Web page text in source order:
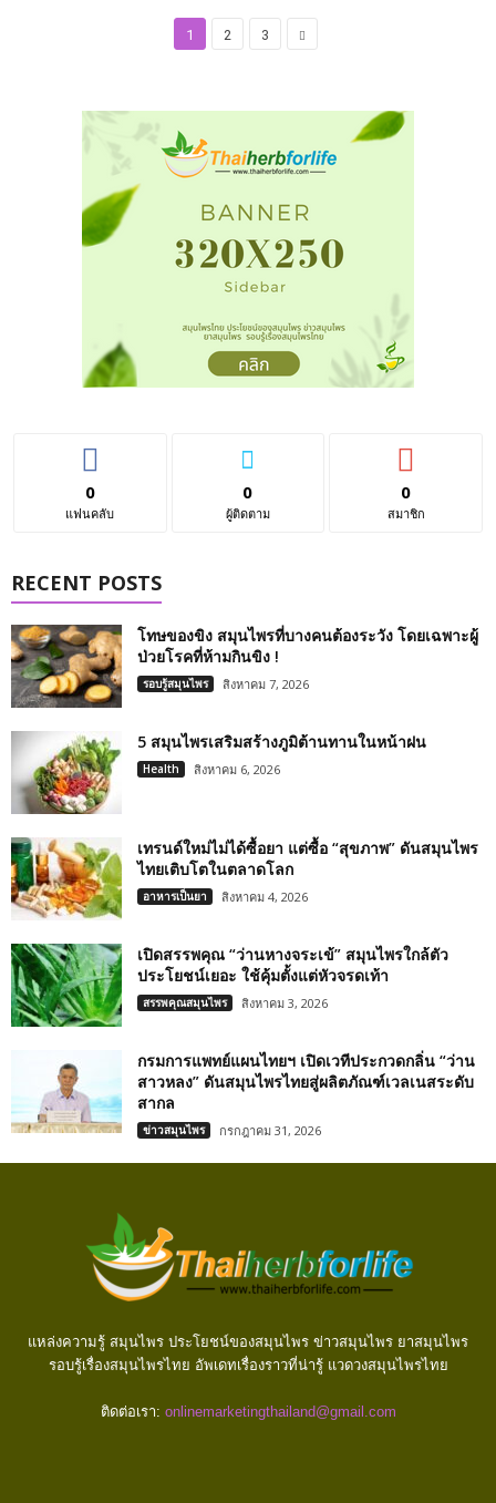
1 2 3
0
แฟนคลับ
0
ผู้ติดตาม
0
สมาชิก
RECENT POSTS
โทษของขิง สมุนไพรที่บางคนต้องระวัง โดยเฉพาะผู้
ป่วยโรคที่ห้ามกินขิง !
รอบรู้สมุนไพร สิงหาคม 7, 2026
5 สมุนไพรเสริมสร้างภูมิต้านทานในหน้าฝน
Health สิงหาคม 6, 2026
เทรนด์ใหม่ไม่ได้ซื้อยา แต่ซื้อ “สุขภาพ” ดันสมุนไพร
ไทยเติบโตในตลาดโลก
อาหารเป็นยา สิงหาคม 4, 2026
เปิดสรรพคุณ “ว่านหางจระเข้” สมุนไพรใกล้ตัว
ประโยชน์เยอะ ใช้คุ้มตั้งแต่หัวจรดเท้า
สรรพคุณสมุนไพร สิงหาคม 3, 2026
กรมการแพทย์แผนไทยฯ เปิดเวทีประกวดกลิ่น “ว่าน
สาวหลง” ดันสมุนไพรไทยสู่ผลิตภัณฑ์เวลเนสระดับ
สากล
ข่าวสมุนไพร กรกฎาคม 31, 2026
แหล่งความรู้ สมุนไพร ประโยชน์ของสมุนไพร ข่าวสมุนไพร ยาสมุนไพร
รอบรู้เรื่องสมุนไพรไทย อัพเดทเรื่องราวที่น่ารู้ แวดวงสมุนไพรไทย
ติดต่อเรา: onlinemarketingthailand@gmail.com